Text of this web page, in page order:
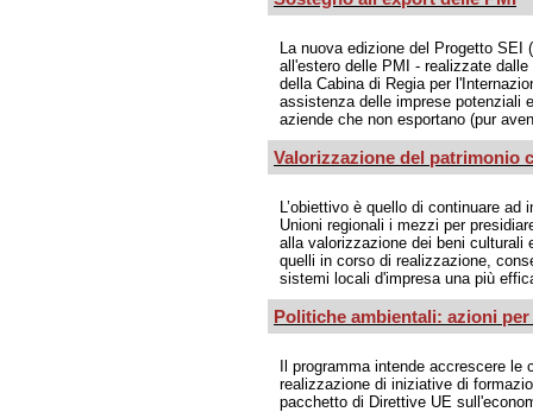
La nuova edizione del Progetto
all'estero delle PMI - realizzate
della Cabina di Regia per
assistenza delle imprese potenziali
aziende che non esportano (pur
Valorizzazione del patrimonio
L’obiettivo è quello di continuare
Unioni regionali i mezzi per
alla valorizzazione dei beni culturali
quelli in corso di realizzazione,
sistemi locali d'impresa una più
Politiche ambientali: azioni
Il programma intende accrescere
realizzazione di iniziative di
pacchetto di Direttive UE